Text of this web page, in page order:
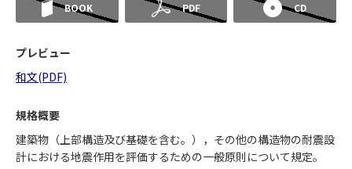
BOOK PDF CD
プレビュー
和文(PDF)
規格概要
建築物（上部構造及び基礎を含む。），その他の構造物の耐震設
計における地震作用を評価するための一般原則について規定。